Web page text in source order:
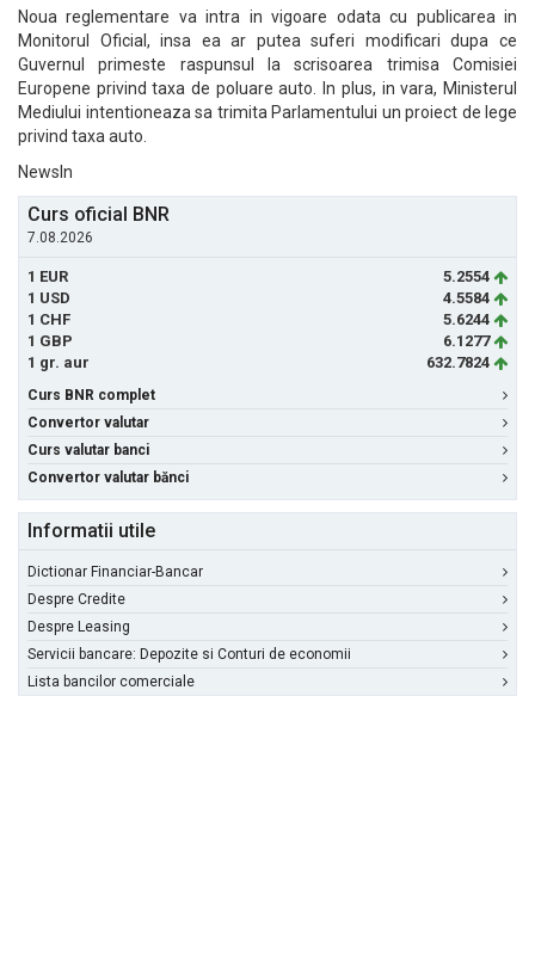
Noua reglementare va intra in vigoare odata cu publicarea in
Monitorul Oficial, insa ea ar putea suferi modificari dupa ce
Guvernul primeste raspunsul la scrisoarea trimisa Comisiei
Europene privind taxa de poluare auto. In plus, in vara, Ministerul
Mediului intentioneaza sa trimita Parlamentului un proiect de lege
privind taxa auto.
NewsIn
Curs oficial BNR
7.08.2026
1 EUR
5.2554
1 USD
4.5584
1 CHF
5.6244
1 GBP
6.1277
1 gr. aur
632.7824
Curs BNR complet
Convertor valutar
Curs valutar banci
Convertor valutar bănci
Informatii utile
Dictionar Financiar-Bancar
Despre Credite
Despre Leasing
Servicii bancare: Depozite si Conturi de economii
Lista bancilor comerciale